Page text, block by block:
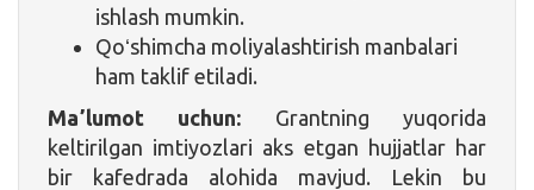
ishlash mumkin.
Qoʻshimcha moliyalashtirish manbalari
ham taklif etiladi.
Maʼlumot uchun: Grantning yuqorida
keltirilgan imtiyozlari aks etgan hujjatlar har
bir kafedrada alohida mavjud. Lekin bu